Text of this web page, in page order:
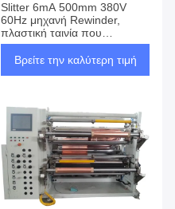
Slitter 6mA 500mm 380V
60Hz μηχανή Rewinder,
πλαστική ταινία που
ξανατυλίγει τη μηχανή
Βρείτε την καλύτερη τιμή